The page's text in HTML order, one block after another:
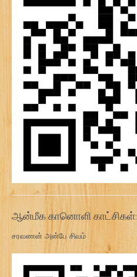
ஆன்மீக கானொளி காட்சிகள்:
சரவணன் அன்பே சிவம்